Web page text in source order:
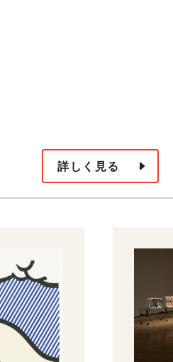
詳しく見る